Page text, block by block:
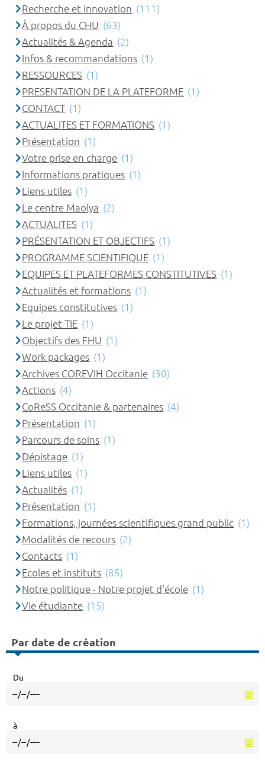
Recherche et innovation (111)
À propos du CHU (63)
Actualités & Agenda (2)
Infos & recommandations (1)
RESSOURCES (1)
PRESENTATION DE LA PLATEFORME (1)
CONTACT (1)
ACTUALITES ET FORMATIONS (1)
Présentation (1)
Votre prise en charge (1)
Informations pratiques (1)
Liens utiles (1)
Le centre Maolya (2)
ACTUALITES (1)
PRÉSENTATION ET OBJECTIFS (1)
PROGRAMME SCIENTIFIQUE (1)
EQUIPES ET PLATEFORMES CONSTITUTIVES (1)
Actualités et formations (1)
Equipes constitutives (1)
Le projet TIE (1)
Objectifs des FHU (1)
Work packages (1)
Archives COREVIH Occitanie (30)
Actions (4)
CoReSS Occitanie & partenaires (4)
Présentation (1)
Parcours de soins (1)
Dépistage (1)
Liens utiles (1)
Actualités (1)
Présentation (1)
Formations, journées scientifiques grand public (1)
Modalités de recours (2)
Contacts (1)
Ecoles et instituts (85)
Notre politique - Notre projet d'école (1)
Vie étudiante (15)
Par date de création
Du
à